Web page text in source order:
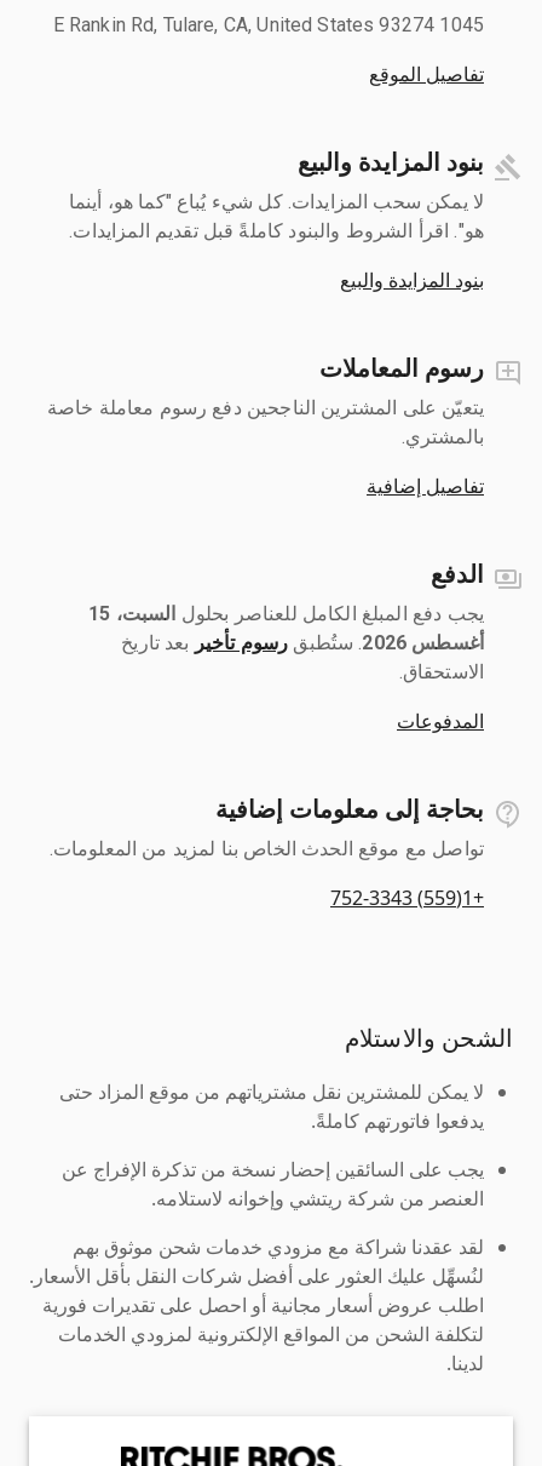
1045 E Rankin Rd, Tulare, CA, United States 93274
تفاصيل الموقع
بنود المزايدة والبيع
لا يمكن سحب المزايدات. كل شيء يُباع "كما هو، أينما
هو". اقرأ الشروط والبنود كاملةً قبل تقديم المزايدات.
بنود المزايدة والبيع
رسوم المعاملات
يتعيّن على المشترين الناجحين دفع رسوم معاملة خاصة
بالمشتري.
تفاصيل إضافية
الدفع
يجب دفع المبلغ الكامل للعناصر بحلول ‎
السبت، 15
أغسطس 2026
رسوم تأخير بعد تاريخ
الاستحقاق.
المدفوعات
بحاجة إلى معلومات إضافية
تواصل مع موقع الحدث الخاص بنا لمزيد من المعلومات.
+1(559) 752-3343
الشحن والاستلام
لا يمكن للمشترين نقل مشترياتهم من موقع المزاد حتى
يدفعوا فاتورتهم كاملةً.
يجب على السائقين إحضار نسخة من تذكرة الإفراج عن
العنصر من شركة ريتشي وإخوانه لاستلامه.
لقد عقدنا شراكة مع مزودي خدمات شحن موثوق بهم
لنُسهِّل عليك العثور على أفضل شركات النقل بأقل الأسعار.
اطلب عروض أسعار مجانية أو احصل على تقديرات فورية
لتكلفة الشحن من المواقع الإلكترونية لمزودي الخدمات
لدينا.